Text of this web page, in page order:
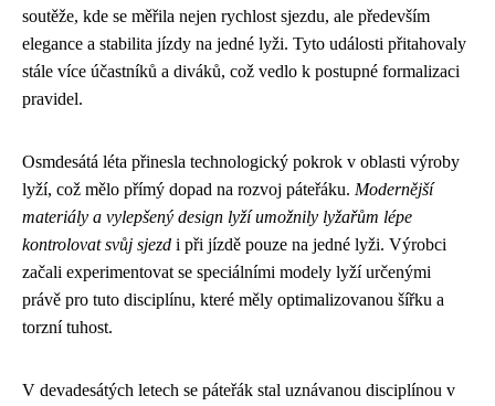
soutěže, kde se měřila nejen rychlost sjezdu, ale především
elegance a stabilita jízdy na jedné lyži. Tyto události přitahovaly
stále více účastníků a diváků, což vedlo k postupné formalizaci
pravidel.
Osmdesátá léta přinesla technologický pokrok v oblasti výroby
lyží, což mělo přímý dopad na rozvoj páteřáku. Modernější
materiály a vylepšený design lyží umožnily lyžařům lépe
kontrolovat svůj sjezd i při jízdě pouze na jedné lyži. Výrobci
začali experimentovat se speciálními modely lyží určenými
právě pro tuto disciplínu, které měly optimalizovanou šířku a
torzní tuhost.
V devadesátých letech se páteřák stal uznávanou disciplínou v